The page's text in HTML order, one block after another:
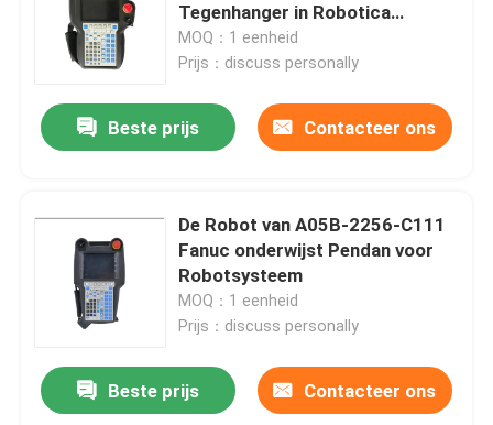
Tegenhanger in Robotica
onderwijst
MOQ：1 eenheid
Prijs：discuss personally
Beste prijs Contacteer ons
De Robot van A05B-2256-C111
Fanuc onderwijst Pendan voor
Robotsysteem
MOQ：1 eenheid
Prijs：discuss personally
Beste prijs Contacteer ons